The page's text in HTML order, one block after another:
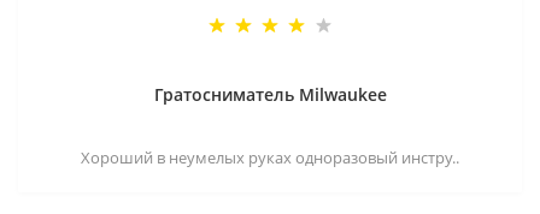
Гратосниматель Milwaukee
Хороший в неумелых руках одноразовый инстру..